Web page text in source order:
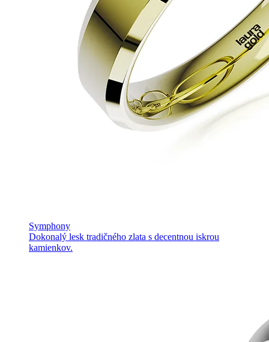
Symphony
Dokonalý lesk tradičného zlata s decentnou iskrou
kamienkov.